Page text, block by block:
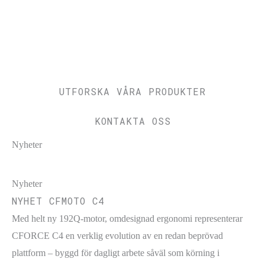
UTFORSKA VÅRA PRODUKTER
KONTAKTA OSS
Nyheter
Nyheter
NYHET CFMOTO C4
Med helt ny 192Q-motor, omdesignad ergonomi representerar
CFORCE C4 en verklig evolution av en redan beprövad
plattform – byggd för dagligt arbete såväl som körning i